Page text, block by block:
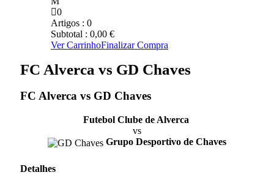
0
Artigos : 0
Subtotal : 0,00 €
Ver CarrinhoFinalizar Compra
FC Alverca vs GD Chaves
FC Alverca vs GD Chaves
Futebol Clube de Alverca
vs
Grupo Desportivo de Chaves
Detalhes